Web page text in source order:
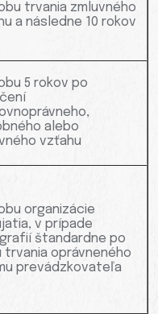
trvania zmluvného
a následne 10 rokov
5 rokov po
alebo
vzťahu
organizácie
v prípade
štandardne po
trvania oprávneného
prevádzkovateľa